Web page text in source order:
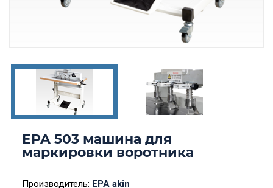
EPA 503 машина для
маркировки воротника
Производитель: EPA akin